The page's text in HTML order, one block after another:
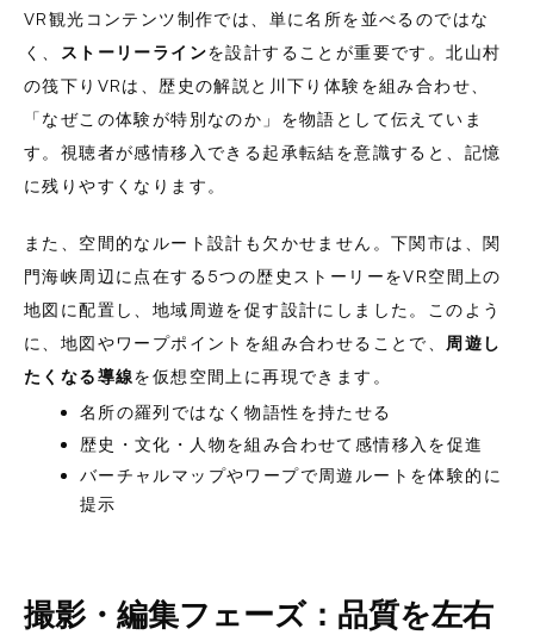
VR観光コンテンツ制作では、単に名所を並べるのではな
く、
ストーリーラインを設計することが重要です。北山村
の筏下りVRは、歴史の解説と川下り体験を組み合わせ、
「なぜこの体験が特別なのか」を物語として伝えていま
す。視聴者が感情移入できる起承転結を意識すると、記憶
に残りやすくなります。
また、空間的なルート設計も欠かせません。下関市は、関
門海峡周辺に点在する5つの歴史ストーリーをVR空間上の
地図に配置し、地域周遊を促す設計にしました。このよう
に、地図やワープポイントを組み合わせることで、 周遊し
たくなる導線を仮想空間上に再現できます。
名所の羅列ではなく物語性を持たせる
歴史・文化・人物を組み合わせて感情移入を促進
バーチャルマップやワープで周遊ルートを体験的に
提示
撮影・編集フェーズ：品質を左右